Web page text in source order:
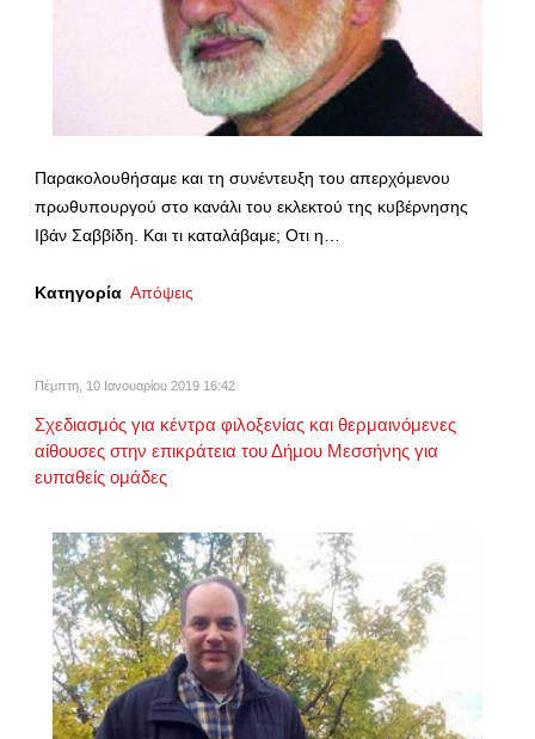
Παρακολουθήσαμε και τη συνέντευξη του απερχόμενου
πρωθυπουργού στο κανάλι του εκλεκτού της κυβέρνησης
Ιβάν Σαββίδη. Και τι καταλάβαμε; Οτι η…
Κατηγορία Απόψεις
Πέμπτη, 10 Ιανουαρίου 2019 16:42
Σχεδιασμός για κέντρα φιλοξενίας και θερμαινόμενες
αίθουσες στην επικράτεια του Δήμου Μεσσήνης για
ευπαθείς ομάδες